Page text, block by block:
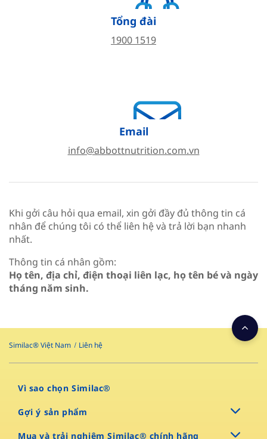
Tổng đài
1900 1519
Email
info@abbottnutrition.com.vn
Khi gởi câu hỏi qua email, xin gởi đầy đủ thông tin cá
nhân để chúng tôi có thể liên hệ và trả lời bạn nhanh
nhất.
Thông tin cá nhân gồm:
Họ tên, địa chỉ, điện thoại liên lạc, họ tên bé và ngày
tháng năm sinh.
Similac® Việt Nam Liên hệ
Vì sao chọn Similac®
Gợi ý sản phẩm
Mua và trải nghiệm Similac® chính hãng